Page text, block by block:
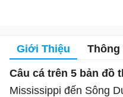
Giới Thiệu Thông
Câu cá trên 5 bản đồ
Mississippi đến Sông